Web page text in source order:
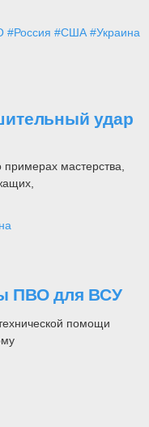
#Россия #США #Украина
удар
мастерства,
ПВО для ВСУ
помощи